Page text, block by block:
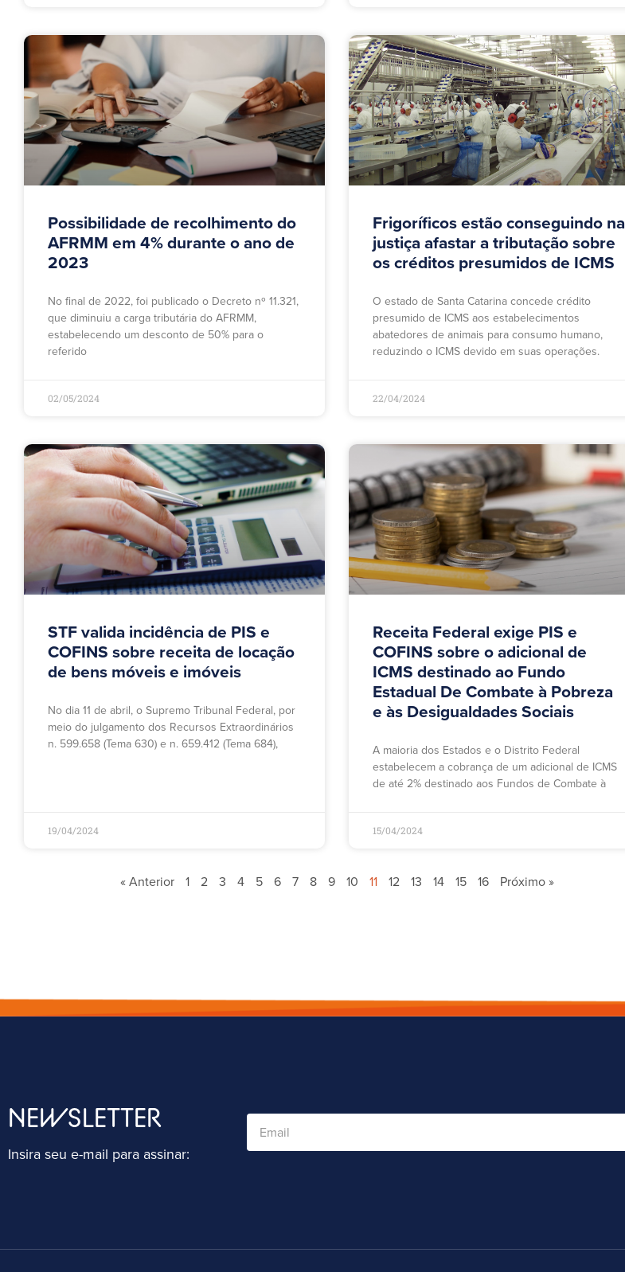
Possibilidade de recolhimento do
AFRMM em 4% durante o ano de
2023
No final de 2022, foi publicado o Decreto nº 11.321,
que diminuiu a carga tributária do AFRMM,
estabelecendo um desconto de 50% para o
referido
02/05/2024
Frigoríficos estão conseguindo na
justiça afastar a tributação sobre
os créditos presumidos de ICMS
O estado de Santa Catarina concede crédito
presumido de ICMS aos estabelecimentos
abatedores de animais para consumo humano,
reduzindo o ICMS devido em suas operações.
22/04/2024
STF valida incidência de PIS e
COFINS sobre receita de locação
de bens móveis e imóveis
No dia 11 de abril, o Supremo Tribunal Federal, por
meio do julgamento dos Recursos Extraordinários
n. 599.658 (Tema 630) e n. 659.412 (Tema 684),
19/04/2024
Receita Federal exige PIS e
COFINS sobre o adicional de
ICMS destinado ao Fundo
Estadual De Combate à Pobreza
e às Desigualdades Sociais
A maioria dos Estados e o Distrito Federal
estabelecem a cobrança de um adicional de ICMS
de até 2% destinado aos Fundos de Combate à
15/04/2024
« Anterior 1 2 3 4 5 6 7 8 9 10 11 12 13 14 15 16 Próximo »
NEWSLETTER
Insira seu e-mail para assinar: